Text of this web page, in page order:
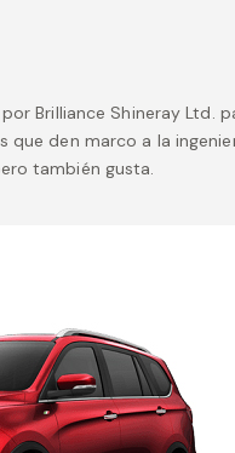
Brilliance Shineray Ltd.
que den marco a la
también gusta.